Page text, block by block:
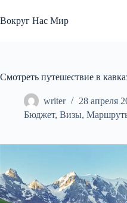
к
сути
Вокруг Нас Мир
Смотреть путешествие в
writer
28 апреля
Бюджет, Визы,